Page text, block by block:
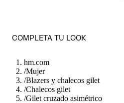
COMPLETA TU LOOK
hm.com
/Mujer
/Blazers y chalecos gilet
/Chalecos gilet
/Gilet cruzado asimétrico